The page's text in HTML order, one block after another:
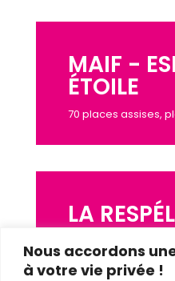
Nous accordons
à votre vie privée !
MAIF -
ÉTOILE
70 places assises,
LA
JARDIN
Gradin de 120